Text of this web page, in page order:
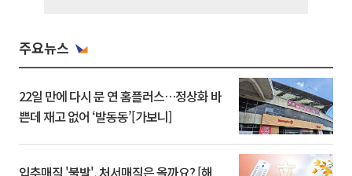
주요뉴스
22일 만에 다시 문 연 홈플러스…정상화 바
쁜데 재고 없어 ‘발동동’[가보니]
입추매직 '불발', 처서매직은 올까요? [해